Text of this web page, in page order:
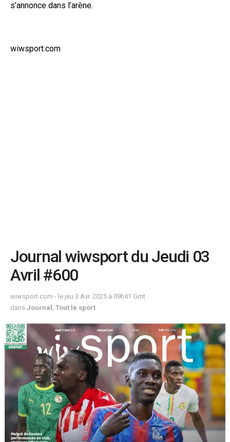
s’annonce dans l’arène.
wiwsport.com
Journal wiwsport du Jeudi 03
Avril #600
wiwsport.com - le jeu 3 Avr. 2025 à 09h41 Gmt
dans Journal Tout le sport